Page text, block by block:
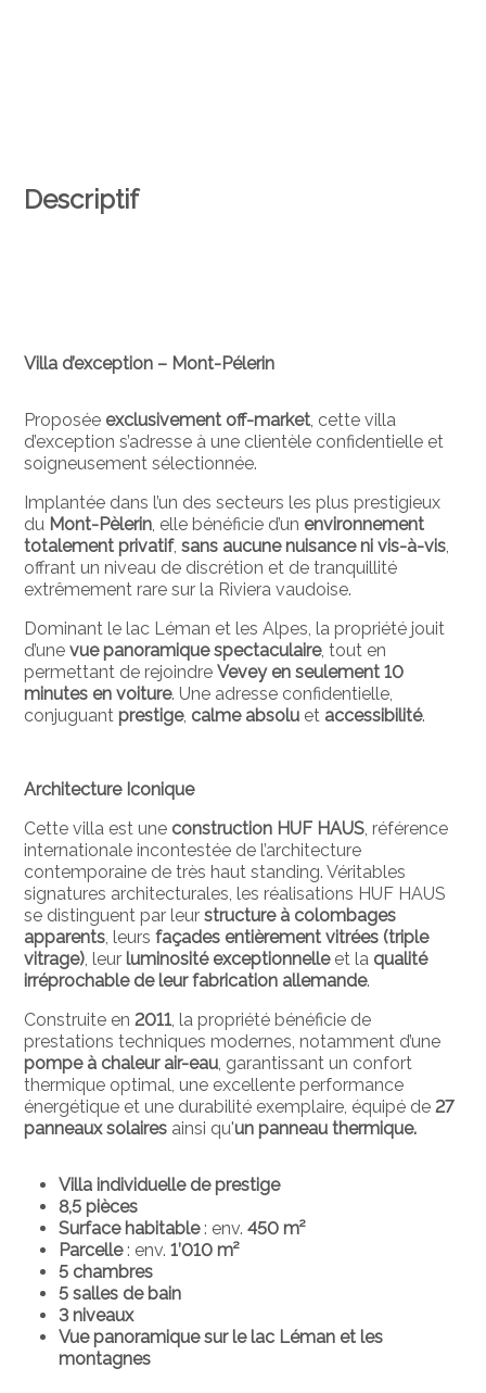
Descriptif
Villa d’exception – Mont-Pélerin
Proposée exclusivement off-market, cette villa
d’exception s’adresse à une clientèle confidentielle et
soigneusement sélectionnée.
Implantée dans l’un des secteurs les plus prestigieux
du Mont-Pèlerin, elle bénéficie d’un environnement
totalement privatif,sans aucune nuisance ni vis-à-vis,
offrant un niveau de discrétion et de tranquillité
extrêmement rare sur la Riviera vaudoise.
Dominant le lac Léman et les Alpes, la propriété jouit
d’unevue panoramique spectaculaire, tout en
permettant de rejoindreVevey en seulement 10
minutes en voiture. Une adresse confidentielle,
conjuguantprestige, calme absolu et accessibilité.
Architecture Iconique
Cette villa est une construction HUF HAUS, référence
internationale incontestée de l’architecture
contemporaine de très haut standing. Véritables
signatures architecturales, les réalisations HUF HAUS
se distinguent par leurstructure à colombages
apparents, leursfaçades entièrement vitrées (triple
vitrage), leurluminosité exceptionnelleet la qualité
irréprochable de leur fabrication allemande.
Construite en2011, la propriété bénéficie de
prestations techniques modernes, notamment d’une
pompe à chaleur air-eau, garantissant un confort
thermique optimal, une excellente performance
énergétique et une durabilité exemplaire, équipé de27
panneaux solaires ainsi qu'un panneau thermique.
Villa individuelle de prestige
8,5 pièces
Surface habitable: env.450 m²
Parcelle: env.1’010 m²
5 chambres
5 salles de bain
3 niveaux
Vue panoramique sur le lac Léman et les
montagnes